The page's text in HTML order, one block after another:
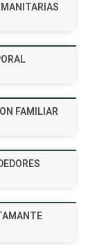
FAMILIAR